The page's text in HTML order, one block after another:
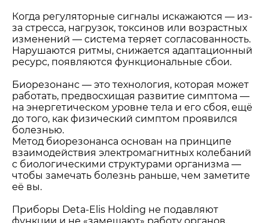
Когда регуляторные сигналы искажаются — из-
за стресса, нагрузок, токсинов или возрастных
изменений — система теряет согласованность.
Нарушаются ритмы, снижается адаптационный
ресурс, появляются функциональные сбои.
Биорезонанс — это технология, которая может
работать, предвосхищая развитие симптома —
на энергетическом уровне тела и его сбоя, ещё
до того, как физический симптом проявился
болезнью.
Метод биорезонанса основан на принципе
взаимодействия электромагнитных колебаний
с биологическими структурами организма —
чтобы замечать болезнь раньше, чем заметите
её вы.
Приборы Deta-Elis Holding не подавляют